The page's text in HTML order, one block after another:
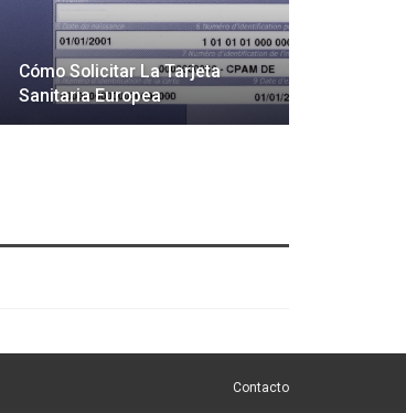
Cómo Solicitar La Tarjeta
Sanitaria Europea
Contacto